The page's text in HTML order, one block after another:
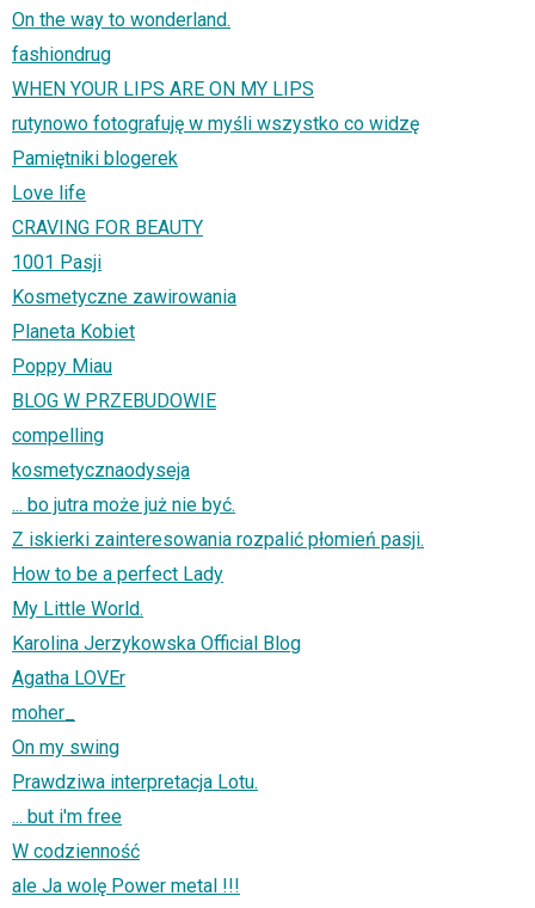
On the way to wonderland.
fashiondrug
WHEN YOUR LIPS ARE ON MY LIPS
rutynowo fotografuję w myśli wszystko co widzę
Pamiętniki blogerek
Love life
CRAVING FOR BEAUTY
1001 Pasji
Kosmetyczne zawirowania
Planeta Kobiet
Poppy Miau
BLOG W PRZEBUDOWIE
compelling
kosmetycznaodyseja
... bo jutra może już nie być.
Z iskierki zainteresowania rozpalić płomień pasji.
How to be a perfect Lady
My Little World.
Karolina Jerzykowska Official Blog
Agatha LOVEr
moher_
On my swing
Prawdziwa interpretacja Lotu.
... but i'm free
W codzienność
ale Ja wolę Power metal !!!